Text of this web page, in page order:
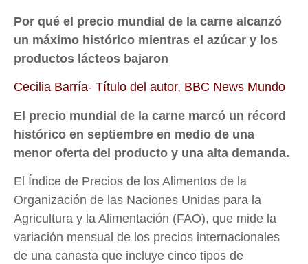
Por qué el precio mundial de la carne alcanzó
un máximo histórico mientras el azúcar y los
productos lácteos bajaron
Cecilia Barría- Título del autor, BBC News Mundo
El precio mundial de la carne marcó un récord
histórico en septiembre en medio de una
menor oferta del producto y una alta demanda.
El Índice de Precios de los Alimentos de la
Organización de las Naciones Unidas para la
Agricultura y la Alimentación (FAO), que mide la
variación mensual de los precios internacionales
de una canasta que incluye cinco tipos de